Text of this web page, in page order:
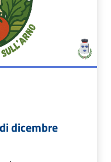
dicembre